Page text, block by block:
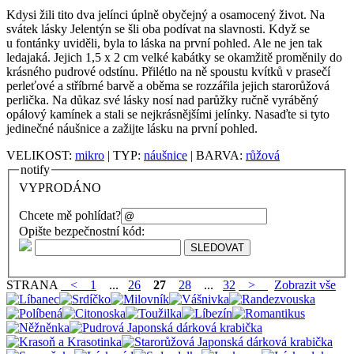
Kdysi žili tito dva jelínci úplně obyčejný a osamocený život. Na
svátek lásky Jelentýn se šli oba podívat na slavnosti. Když se
u fontánky uviděli, byla to láska na první pohled. Ale ne jen tak
ledajaká. Jejich 1,5 x 2 cm velké kabátky se okamžitě proměnily do
krásného pudrové odstínu. Přilétlo na ně spoustu kvítků v prasečí
perleťové a stříbrné barvě a oběma se rozzářila jejich starorůžová
perlička. Na důkaz své lásky nosí nad parůžky ručně vyráběný
opálový kamínek a stali se nejkrásnějšími jelínky. Nasaďte si tyto
jedinečné náušnice a zažijte lásku na první pohled.
VELIKOST: mikro | TYP: náušnice | BARVA: růžová
notify
VYPRODÁNO
Chcete mě pohlídat?
Opište bezpečnostní kód:
STRANA < 1 ... 26 27 28 ... 32 > Zobrazit vše